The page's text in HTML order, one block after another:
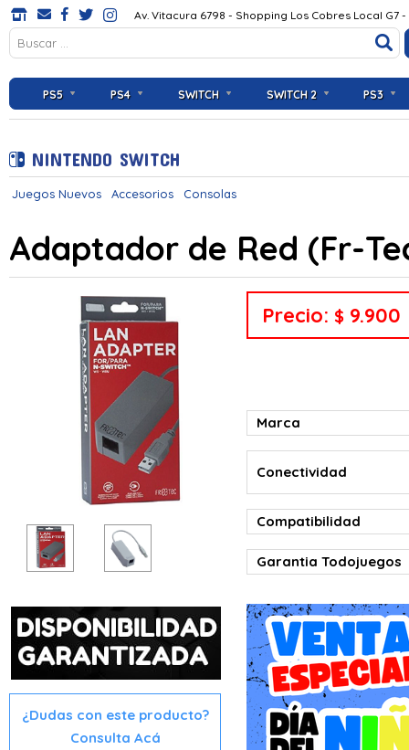
Av. Vitacura 6798 - Shopping Los Cobres Local G7
PS5 PS4 SWITCH SWITCH 2 PS3
NINTENDO SWITCH
Juegos Nuevos Accesorios Consolas
Adaptador de Red (Fr-
¿Dudas con este producto?
Consulta Acá
Precio: $ 9.900
Marca
Conectividad
Compatibilidad
Garantia Todojuegos